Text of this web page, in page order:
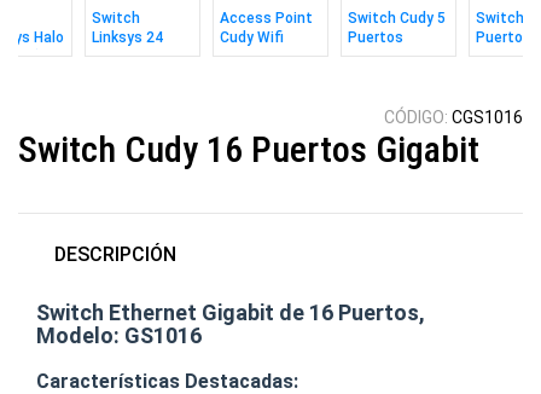
Halo
Pack)
Switch
Linksys 24
Puertos Gbit
Access Point
Cudy Wifi
Ac1200 Con
Switch Cudy 5
Puertos
10/100mbps
Switch
Puertos
10/
CÓDIGO: CGS1016
Switch Cudy 16 Puertos Gigabit
DESCRIPCIÓN
Switch Ethernet Gigabit de 16 Puertos,
Modelo: GS1016
Características Destacadas: